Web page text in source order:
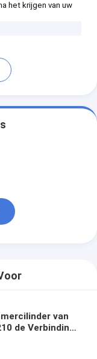
het krijgen van uw
van
de Verbinding